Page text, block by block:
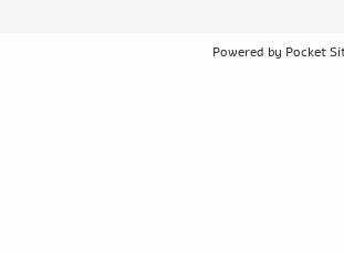
Powered by Pocket